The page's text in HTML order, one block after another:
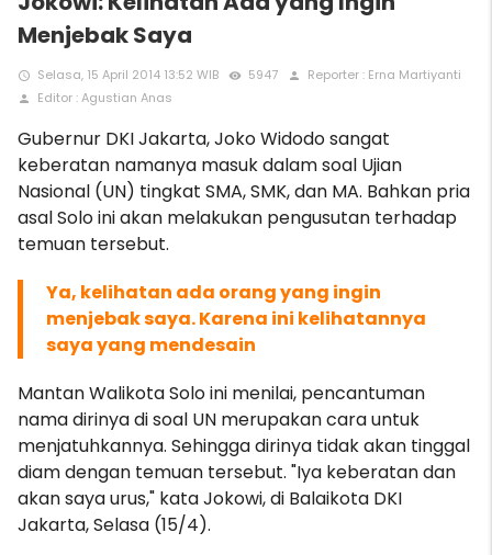
Menjebak Saya
access_time Selasa, 15 April 2014 13:52 WIB remove_red_eye 5947 person Reporter : Erna Martiyanti
person Editor : Agustian Anas
Gubernur DKI Jakarta, Joko Widodo sangat
keberatan namanya masuk dalam soal Ujian
Nasional (UN) tingkat SMA, SMK, dan MA. Bahkan pria
asal Solo ini akan melakukan pengusutan terhadap
temuan tersebut.
Ya, kelihatan ada orang yang ingin
menjebak saya. Karena ini kelihatannya
saya yang mendesain
Mantan Walikota Solo ini menilai, pencantuman
nama dirinya di soal UN merupakan cara untuk
menjatuhkannya. Sehingga dirinya tidak akan tinggal
diam dengan temuan tersebut. "Iya keberatan dan
akan saya urus," kata Jokowi, di Balaikota DKI
Jakarta, Selasa (15/4).